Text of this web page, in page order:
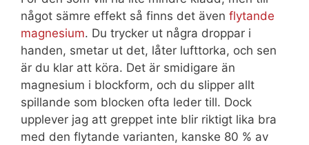
något sämre effekt så finns det även flytande
magnesium. Du trycker ut några droppar i
handen, smetar ut det, låter lufttorka, och sen
är du klar att köra. Det är smidigare än
magnesium i blockform, och du slipper allt
spillande som blocken ofta leder till. Dock
upplever jag att greppet inte blir riktigt lika bra
med den flytande varianten, kanske 80 % av